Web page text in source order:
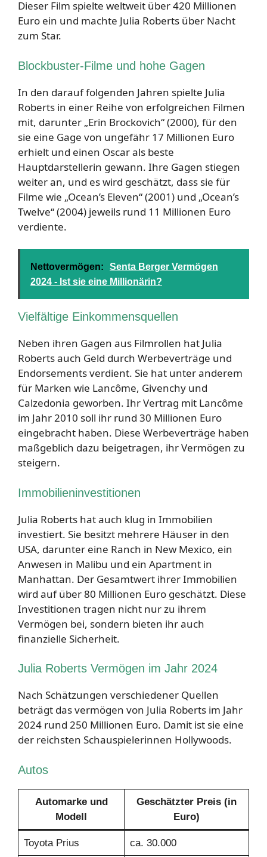
Dieser Film spielte weltweit über 420 Millionen
Euro ein und machte Julia Roberts über Nacht
zum Star.
Blockbuster-Filme und hohe Gagen
In den darauf folgenden Jahren spielte Julia
Roberts in einer Reihe von erfolgreichen Filmen
mit, darunter „Erin Brockovich“ (2000), für den
sie eine Gage von ungefähr 17 Millionen Euro
erhielt und einen Oscar als beste
Hauptdarstellerin gewann. Ihre Gagen stiegen
weiter an, und es wird geschätzt, dass sie für
Filme wie „Ocean’s Eleven“ (2001) und „Ocean’s
Twelve“ (2004) jeweils rund 11 Millionen Euro
verdiente.
Nettovermögen:
Senta Berger Vermögen
2024 - Ist sie eine Millionärin?
Vielfältige Einkommensquellen
Neben ihren Gagen aus Filmrollen hat Julia
Roberts auch Geld durch Werbeverträge und
Endorsements verdient. Sie hat unter anderem
für Marken wie Lancôme, Givenchy und
Calzedonia geworben. Ihr Vertrag mit Lancôme
im Jahr 2010 soll ihr rund 30 Millionen Euro
eingebracht haben. Diese Werbeverträge haben
maßgeblich dazu beigetragen, ihr Vermögen zu
steigern.
Immobilieninvestitionen
Julia Roberts hat auch klug in Immobilien
investiert. Sie besitzt mehrere Häuser in den
USA, darunter eine Ranch in New Mexico, ein
Anwesen in Malibu und ein Apartment in
Manhattan. Der Gesamtwert ihrer Immobilien
wird auf über 80 Millionen Euro geschätzt. Diese
Investitionen tragen nicht nur zu ihrem
Vermögen bei, sondern bieten ihr auch
finanzielle Sicherheit.
Julia Roberts Vermögen im Jahr 2024
Nach Schätzungen verschiedener Quellen
beträgt das vermögen von Julia Roberts im Jahr
2024 rund 250 Millionen Euro. Damit ist sie eine
der reichsten Schauspielerinnen Hollywoods.
Autos
Automarke und
Modell
Geschätzter Preis (in
Euro)
Toyota Prius ca. 30.000